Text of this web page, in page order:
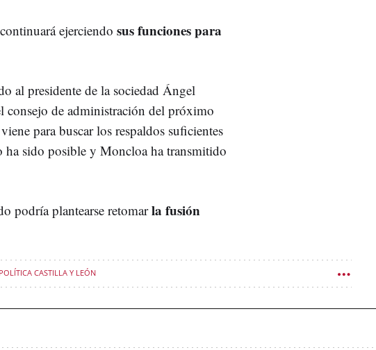
ejerciendo sus funciones para
al presidente de la sociedad Ángel
de administración del próximo
para buscar los respaldos suficientes
sido posible y Moncloa ha transmitido
podría plantearse retomarla fusión
POLÍTICA CASTILLA Y LEÓN